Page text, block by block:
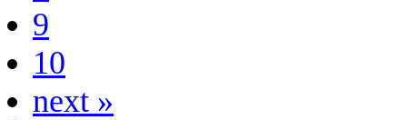
9
10
next »